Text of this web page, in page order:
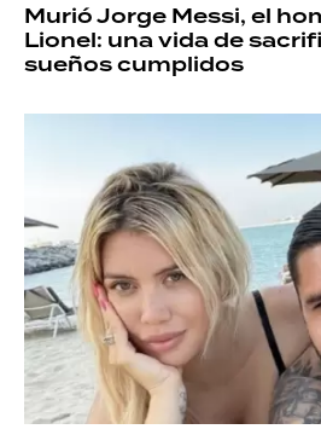
Murió Jorge Messi, el
Lionel: una vida de
sueños cumplidos